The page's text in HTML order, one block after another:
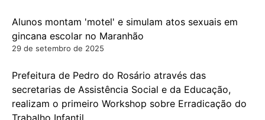
Alunos montam 'motel' e simulam atos sexuais em
gincana escolar no Maranhão
29 de setembro de 2025
Prefeitura de Pedro do Rosário através das
secretarias de Assistência Social e da Educação,
realizam o primeiro Workshop sobre Erradicação do